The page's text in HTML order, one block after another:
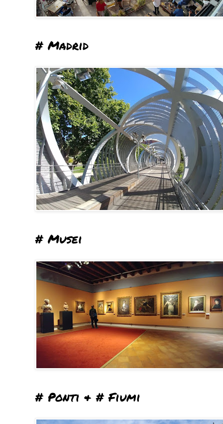
# Madrid
# Musei
# Ponti & # Fiumi